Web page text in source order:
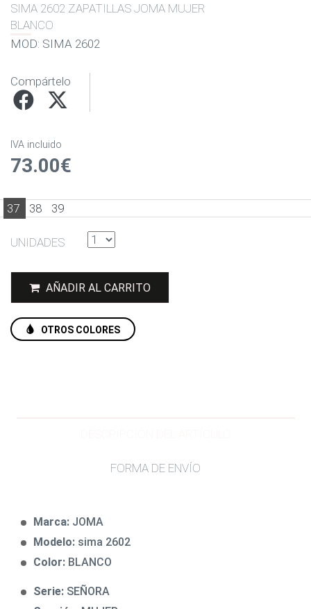
SIMA 2602 ZAPATILLAS JOMA MUJER
BLANCO
MOD: SIMA 2602
Compártelo
IVA incluido
73.00€
37 38 39
UNIDADES
AÑADIR AL CARRITO
OTROS COLORES
FORMA DE ENVÍO
Marca: JOMA
Modelo: sima 2602
Color: BLANCO
Serie: SEÑORA